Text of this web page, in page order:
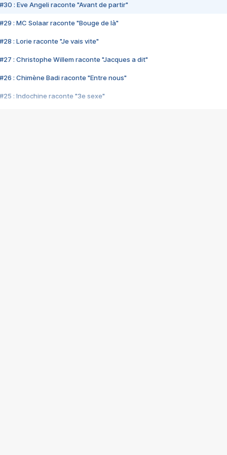
#30 : Eve Angeli raconte "Avant de partir"
#29 : MC Solaar raconte "Bouge de là"
#28 : Lorie raconte "Je vais vite"
#27 : Christophe Willem raconte "Jacques a dit"
#26 : Chimène Badi raconte "Entre nous"
#25 : Indochine raconte "3e sexe"